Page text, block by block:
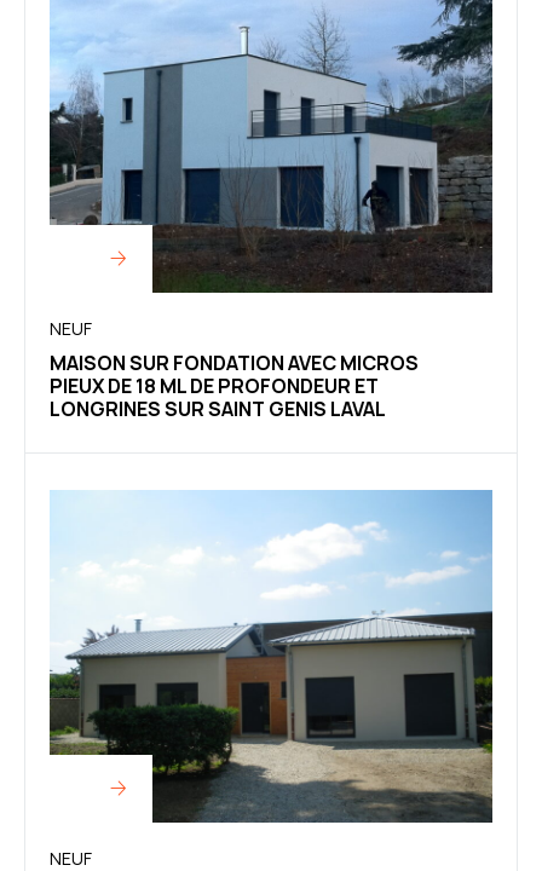
NEUF
MAISON SUR FONDATION AVEC MICROS
PIEUX DE 18 ML DE PROFONDEUR ET
LONGRINES SUR SAINT GENIS LAVAL
NEUF